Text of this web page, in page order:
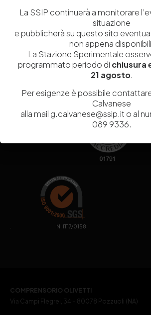
Iscrizione REANA 920756
Codice di iscrizione all’Anagrafe Nazionale
MIUR000290_EIRI
Euro9.690.240,00
Sede legaleVia Campi Flegrei, 34 – 80078
. N. IT17/0158
COMPRENSORIO OLIVETTI
Via Campi Flegrei, 34 – 80078 Pozzuoli (NA)
La SSIP continuerà a monitorare
situazione
e pubblicherà su questo sito
non appena
La Stazione Sperimentale
programmato periodo di chiusura
21 agosto.
Per esigenze è possibile
Calvanese
alla mail g.calvanese@ssip.it o al
089 9336.